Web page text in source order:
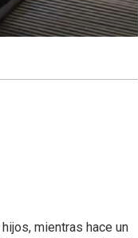
mientras hace un